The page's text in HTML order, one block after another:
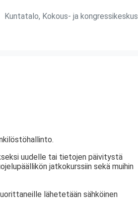
Kuntatalo, Kokous- ja kongressikeskus
uudelle tai tietojen päivitystä
jatkokurssiin sekä muihin
lähetetään sähköinen